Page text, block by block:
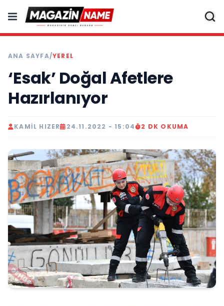
ANA SAYFA/YEREL
‘Esak’ Doğal Afetlere
Hazırlanıyor
KAMIL HIZER 24.11.2022 - 15:04 2 DK OKUMA